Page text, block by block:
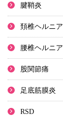
腱鞘炎
頚椎ヘルニア
腰椎ヘルニア
股関節痛
足底筋膜炎
RSD